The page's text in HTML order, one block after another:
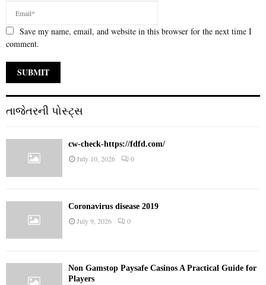
Save my name, email, and website in this browser for the next time I
comment.
તાજેતરની પોસ્ટ્સ
cw-check-https://fdfd.com/
July 10, 2026 0
Coronavirus disease 2019
July 9, 2026 0
Non Gamstop Paysafe Casinos A Practical Guide for
Players